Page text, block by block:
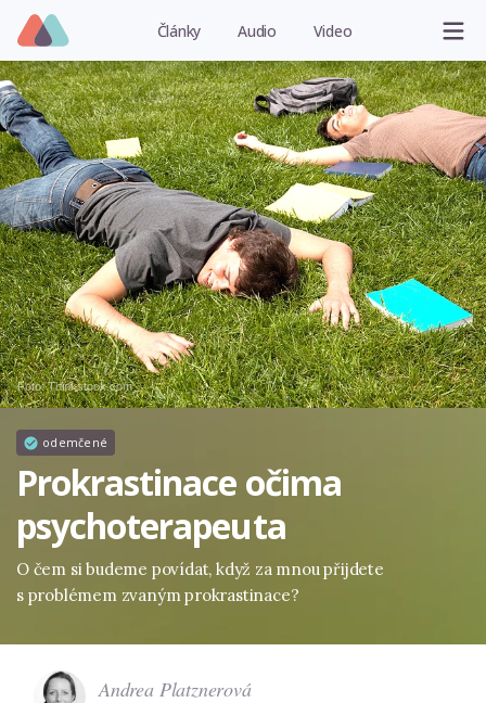
Články Audio Video
Foto: Thinkstock.com
odemčené
Prokrastinace očima
psychoterapeuta
O čem si budeme povídat, když za mnou přijdete
s problémem zvaným prokrastinace?
Andrea Platznerová